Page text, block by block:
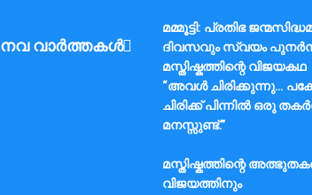
നവ വാർത്തകൾ
മമ്മൂട്ടി: പ്രതിഭ
ദിവസവും സ്വയം
മസ്തിഷ്കത്തിന്റെ വിജയകഥ
“അവൾ ചിരിക്കുന്നു…
ചിരിക്ക് പിന്നിൽ ഒരു
മനസ്സുണ്ട്.”
മസ്തിഷ്കത്തിന്റെ
വിജയത്തിനും